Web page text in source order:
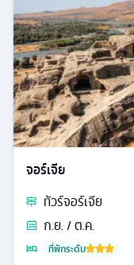
จอร์เจีย
ทัวร์จอร์เจีย
ก.ย. / ต.ค.
ที่พักระดับ